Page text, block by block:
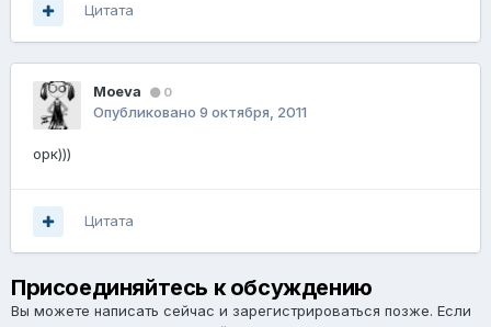
Цитата
Moeva 0
Опубликовано 9 октября, 2011
орк)))
Цитата
Присоединяйтесь к обсуждению
Вы можете написать сейчас и зарегистрироваться позже. Если